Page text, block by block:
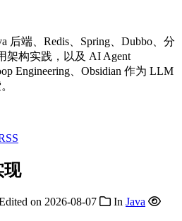
端、Redis、Spring、Dubbo、分
架构实践，以及 AI Agent
Engineering、Obsidian 作为 LLM
现
on 2026-08-07 In Java